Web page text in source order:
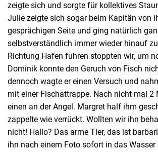
zeigte sich und sorgte für kollektives
Julie zeigte sich sogar beim Kapitän von
gesprächigen Seite und ging natürlich
selbstverständlich immer wieder hinauf
Richtung Hafen fuhren stoppten wir, um
Dominik konnte den Geruch von Fisch
dennoch wagte er einen Versuch und
mit einer Fischattrappe. Nach nicht mal 2
einen an der Angel. Margret half ihm
zappelte wie verrückt. Wollten wir ihn
nicht! Hallo? Das arme Tier, das ist
ihn nach einem Foto sofort in das Wasser